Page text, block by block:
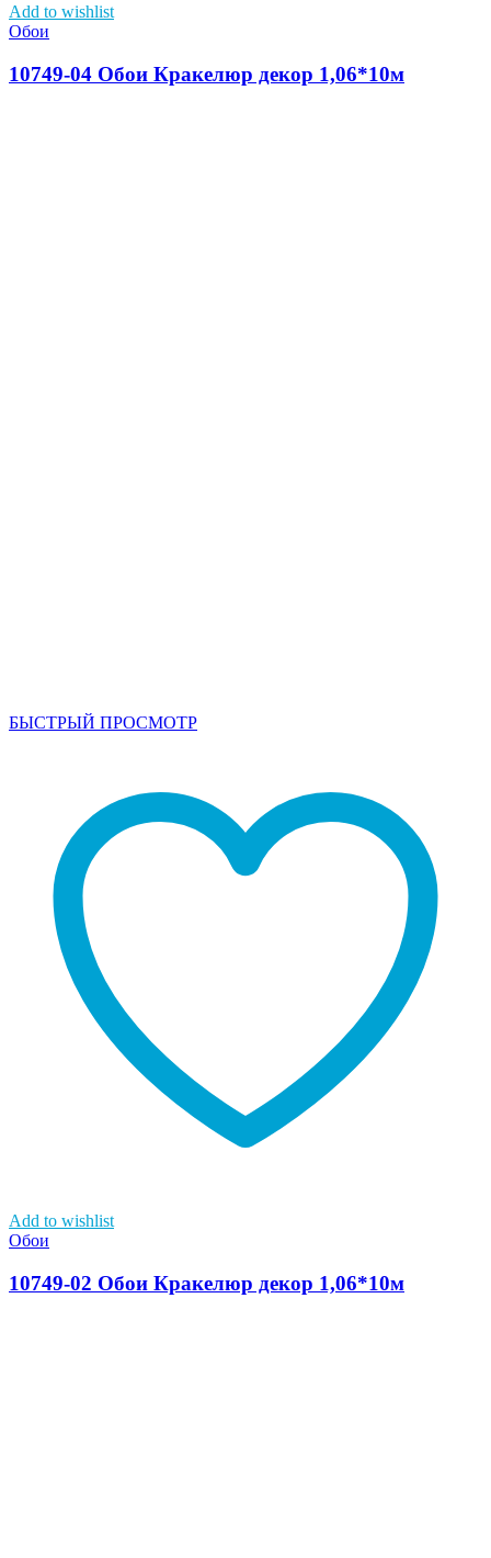
Add to wishlist
Обои
10749-04 Обои Кракелюр декор 1,06*10м
БЫСТРЫЙ ПРОСМОТР
Add to wishlist
Обои
10749-02 Обои Кракелюр декор 1,06*10м